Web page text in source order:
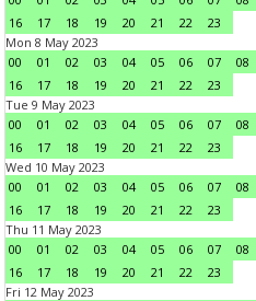
16
17 18 19 20 21 22
23
Mon 8 May 2023
00
01 02 03 04 05 06 07 08
16
17 18 19 20 21 22
23
Tue 9 May 2023
00
01 02 03 04 05 06 07 08
16
17 18 19 20 21 22
23
Wed 10 May 2023
00
01 02 03 04 05 06 07 08
16
17 18 19 20 21 22
23
Thu 11 May 2023
00
01 02 03 04 05 06 07 08
16
17 18 19 20 21 22
23
Fri 12 May 2023